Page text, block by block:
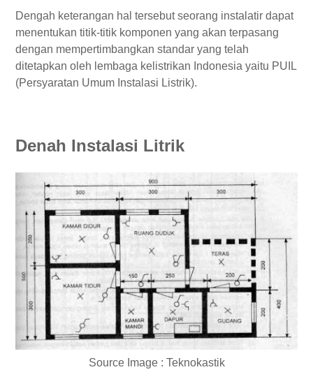
Dengah keterangan hal tersebut seorang instalatir dapat
menentukan titik-titik komponen yang akan terpasang
dengan mempertimbangkan standar yang telah
ditetapkan oleh lembaga kelistrikan Indonesia yaitu PUIL
(Persyaratan Umum Instalasi Listrik).
Denah Instalasi Litrik
Source Image : Teknokastik